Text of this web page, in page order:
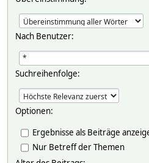
Nach Benutzer:
Suchreihenfolge:
Optionen:
Ergebnisse als Beiträge
Nur Betreff der Themen